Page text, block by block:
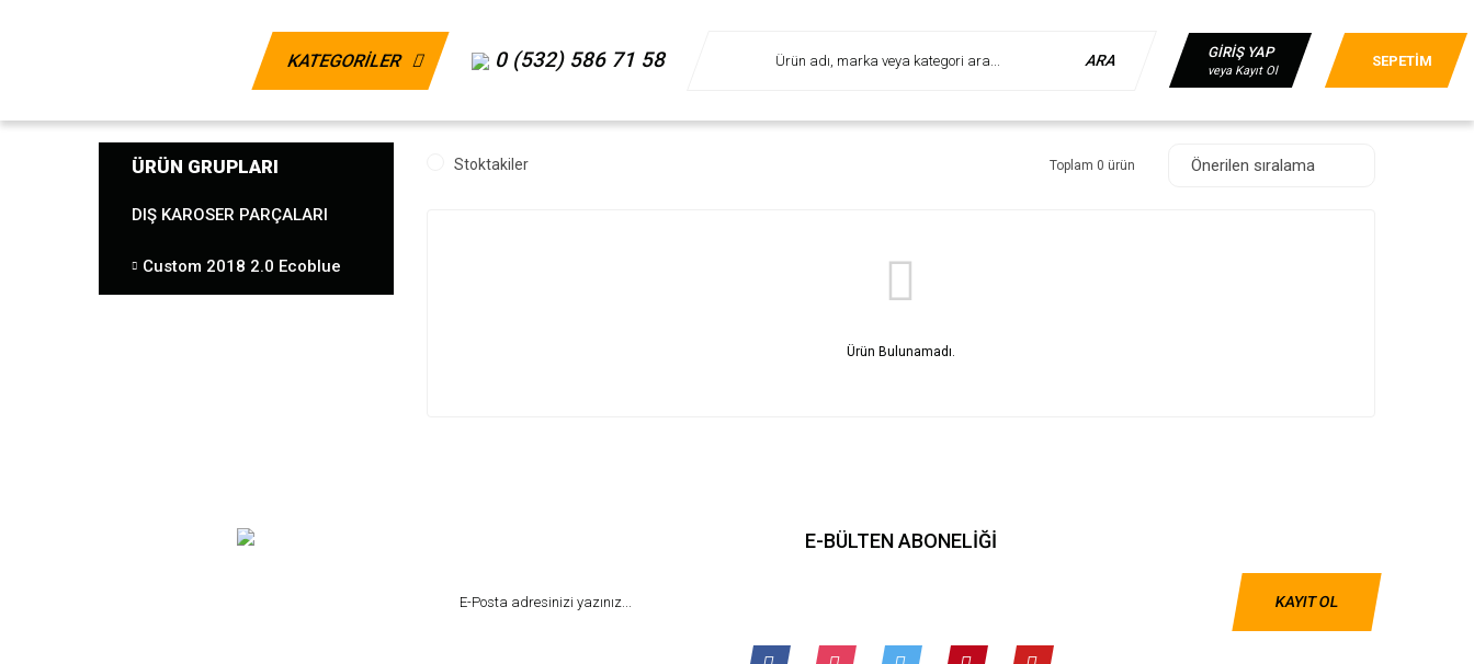
KATEGORİLER 0 (532) 586 71 58 ARA GİRİŞ YAP
veya Kayıt Ol
SEPETİM
ÜRÜN GRUPLARI
DIŞ KAROSER PARÇALARI
Custom 2018 2.0 Ecoblue
Stoktakiler Toplam 0 ürün
Ürün Bulunamadı.
E-BÜLTEN ABONELİĞİ
KAYIT OL